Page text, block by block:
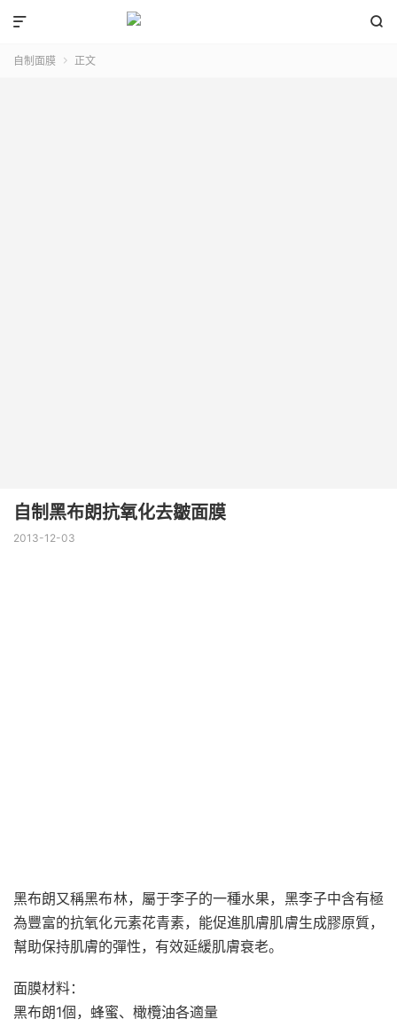


自制面膜  正文
自制黑布朗抗氧化去皺面膜
2013-12-03
黑布朗又稱黑布林，屬于李子的一種水果，黑李子中含有極
為豐富的抗氧化元素花青素，能促進肌膚肌膚生成膠原質，
幫助保持肌膚的彈性，有效延緩肌膚衰老。
面膜材料：
黑布朗1個，蜂蜜、橄欖油各適量